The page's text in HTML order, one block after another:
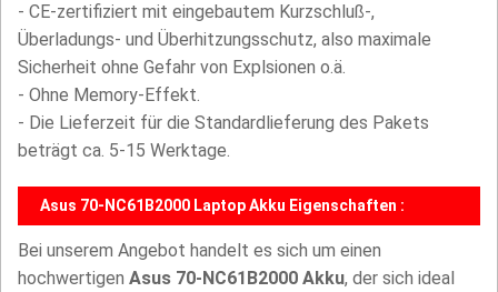
- CE-zertifiziert mit eingebautem Kurzschluß-,
Überladungs- und Überhitzungsschutz, also maximale
Sicherheit ohne Gefahr von Explsionen o.ä.
- Ohne Memory-Effekt.
- Die Lieferzeit für die Standardlieferung des Pakets
beträgt ca. 5-15 Werktage.
Asus 70-NC61B2000 Laptop Akku Eigenschaften :
Bei unserem Angebot handelt es sich um einen
hochwertigen Asus 70-NC61B2000 Akku, der sich ideal